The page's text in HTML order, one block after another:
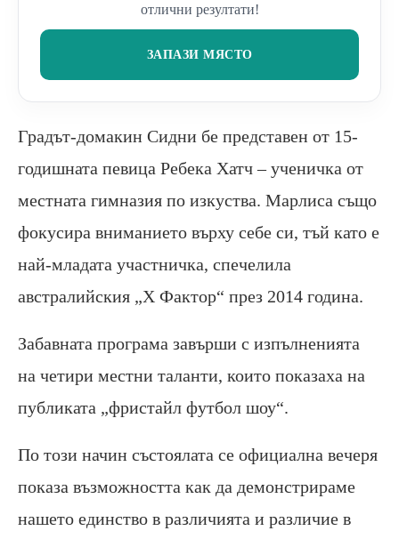
отлични резултати!
ЗАПАЗИ МЯСТО
Градът-домакин Сидни бе представен от 15-
годишната певица Ребека Хатч – ученичка от
местната гимназия по изкуства. Марлиса също
фокусира вниманието върху себе си, тъй като е
най-младата участничка, спечелила
австралийския „Х Фактор“ през 2014 година.
Забавната програма завърши с изпълненията
на четири местни таланти, които показаха на
публиката „фристайл футбол шоу“.
По този начин състоялата се официална вечеря
показа възможността как да демонстрираме
нашето единство в различията и различие в